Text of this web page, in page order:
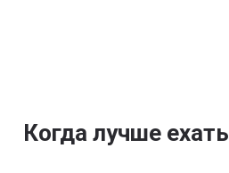
Когда лучше ехать